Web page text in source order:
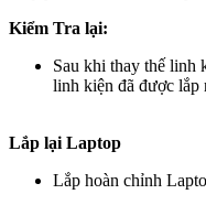
Kiểm Tra lại:
Sau khi thay thế linh
linh kiện đã được lắp
Lắp lại Laptop
Lắp hoàn chỉnh